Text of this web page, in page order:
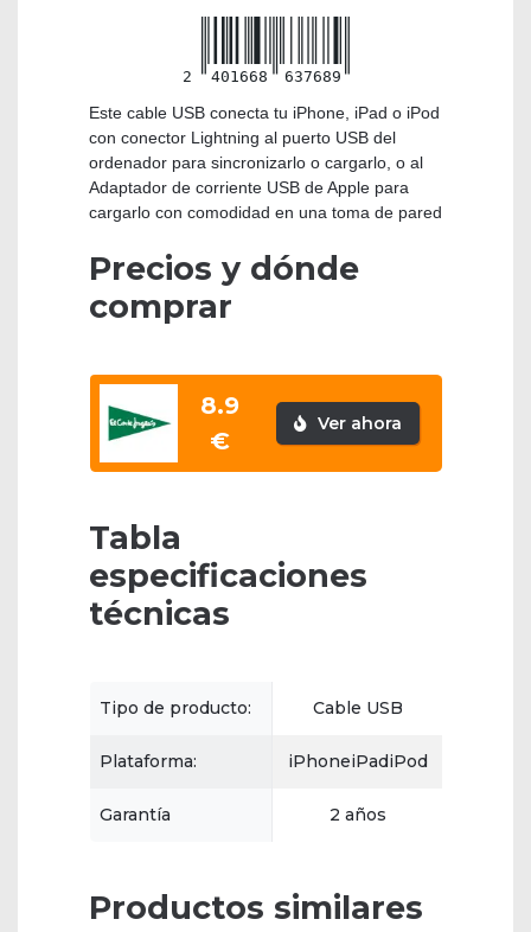
2 401668 637689
Este cable USB conecta tu iPhone, iPad o iPod
con conector Lightning al puerto USB del
ordenador para sincronizarlo o cargarlo, o al
Adaptador de corriente USB de Apple para
cargarlo con comodidad en una toma de pared
Precios y dónde
comprar
8.9
€
Ver ahora
Tabla
especificaciones
técnicas
Tipo de producto: Cable USB
Plataforma: iPhoneiPadiPod
Garantía 2 años
Productos similares